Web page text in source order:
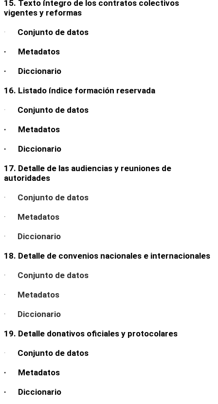
15. Texto íntegro de los contratos colectivos
vigentes y reformas
· Conjunto de datos
· Metadatos
· Diccionario
16. Listado índice formación reservada
· Conjunto de datos
· Metadatos
· Diccionario
17. Detalle de las audiencias y reuniones de
autoridades
· Conjunto de datos
· Metadatos
· Diccionario
18. Detalle de convenios nacionales e internacionales
· Conjunto de datos
· Metadatos
· Diccionario
19. Detalle donativos oficiales y protocolares
· Conjunto de datos
· Metadatos
· Diccionario